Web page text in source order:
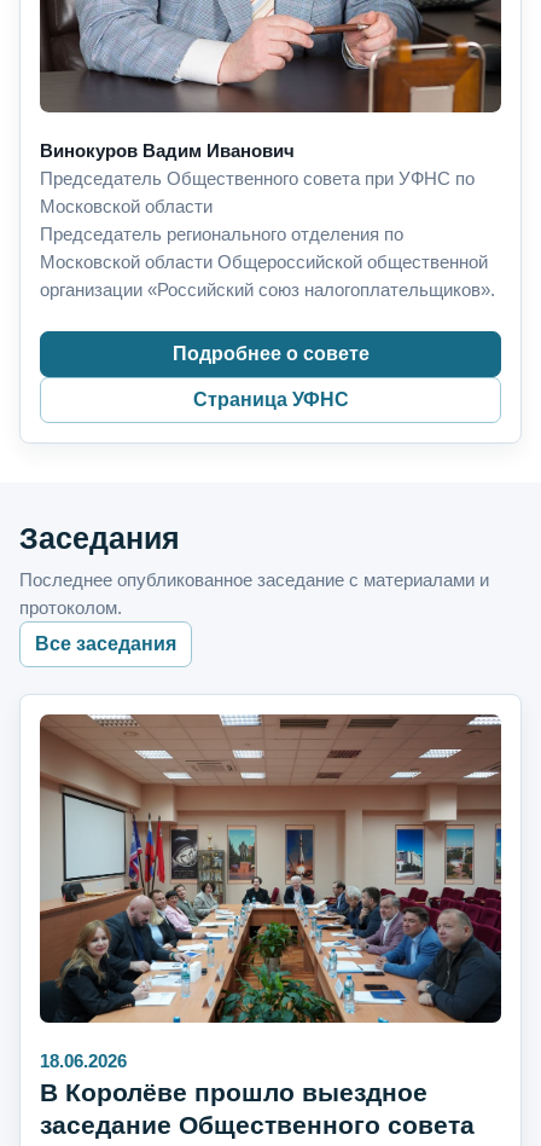
Винокуров Вадим Иванович
Председатель Общественного совета при УФНС по
Московской области
Председатель регионального отделения по
Московской области Общероссийской общественной
организации «Российский союз налогоплательщиков».
Подробнее о совете
Страница УФНС
Заседания
Последнее опубликованное заседание с материалами и
протоколом.
Все заседания
18.06.2026
В Королёве прошло выездное
заседание Общественного совета